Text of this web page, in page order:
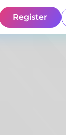
Register